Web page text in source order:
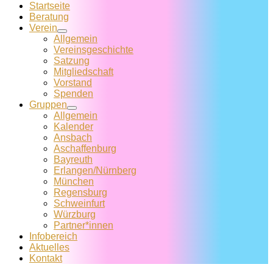
Startseite
Beratung
Verein
Allgemein
Vereins­geschichte
Satzung
Mitglied­schaft
Vorstand
Spenden
Gruppen
Allgemein
Kalender
Ansbach
Aschaffenburg
Bayreuth
Erlangen/Nürnberg
München
Regensburg
Schweinfurt
Würzburg
Partner*innen
Infobereich
Aktuelles
Kontakt